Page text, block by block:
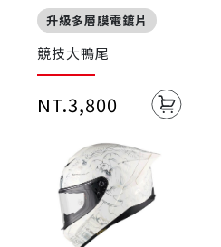
升級多層膜電鍍片
競技大鴨尾
NT.3,800